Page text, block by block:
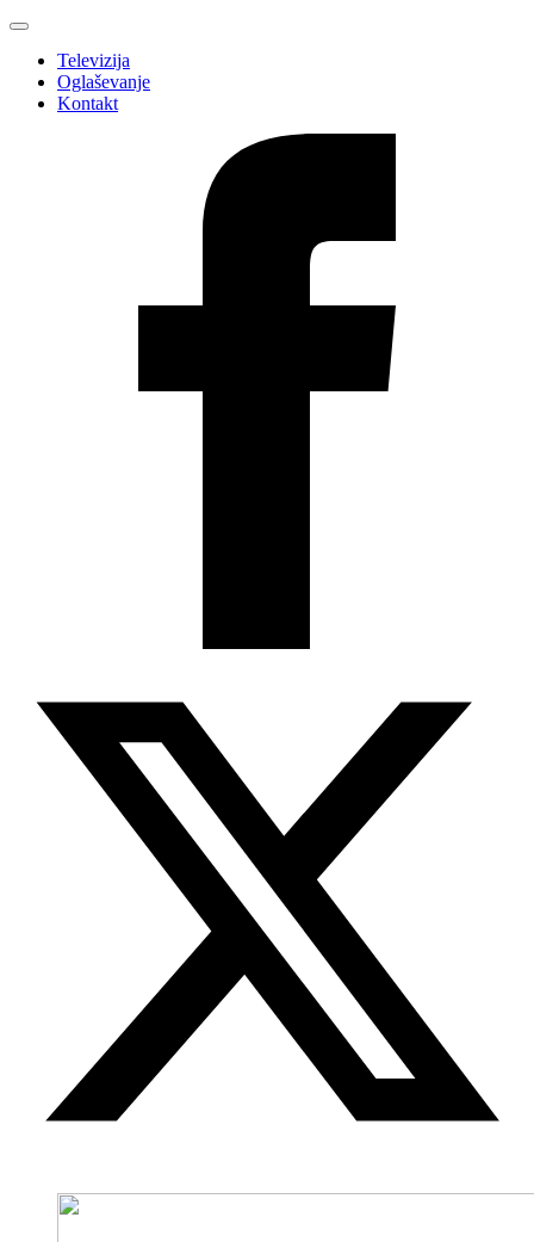
Televizija
Oglaševanje
Kontakt